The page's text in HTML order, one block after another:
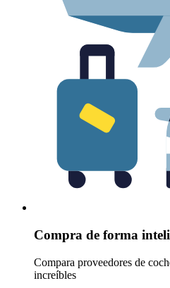
Compra de forma
Compara proveedores de
increíbles